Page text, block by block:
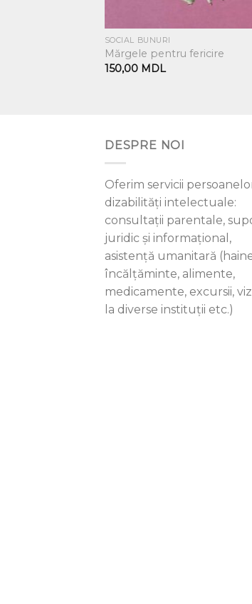
SOCIAL BUNURI
Mărgele pentru fericire
150,00 MDL
DESPRE NOI
Oferim servicii
dizabilități intelectuale:
consultații parentale,
juridic și informațional,
asistență umanitară
încălțăminte, alimente,
medicamente, excursii,
la diverse instituții etc.)